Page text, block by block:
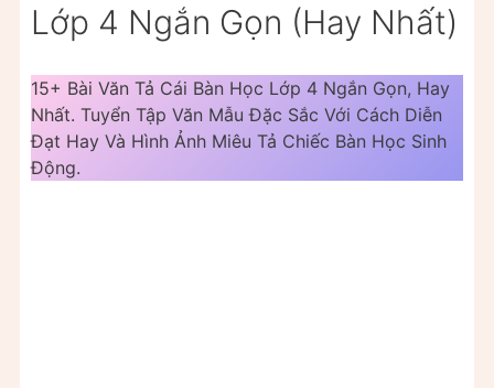
Lớp 4 Ngắn Gọn (Hay Nhất)
15+ Bài Văn Tả Cái Bàn Học Lớp 4 Ngắn Gọn, Hay
Nhất. Tuyển Tập Văn Mẫu Đặc Sắc Với Cách Diễn
Đạt Hay Và Hình Ảnh Miêu Tả Chiếc Bàn Học Sinh
Động.